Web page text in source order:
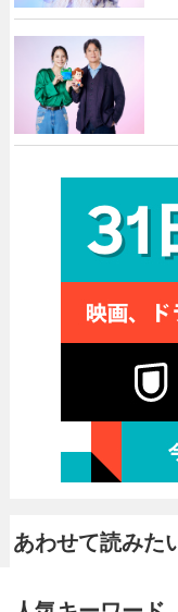
あわせて読みた